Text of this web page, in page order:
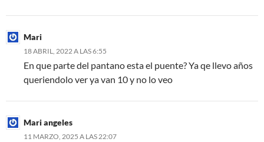
Mari
18 ABRIL, 2022 A LAS 6:55
En que parte del pantano esta el puente? Ya qe llevo años
queriendolo ver ya van 10 y no lo veo
Mari angeles
11 MARZO, 2025 A LAS 22:07